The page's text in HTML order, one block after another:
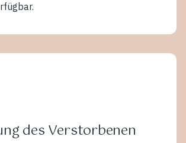
des Verstorbenen